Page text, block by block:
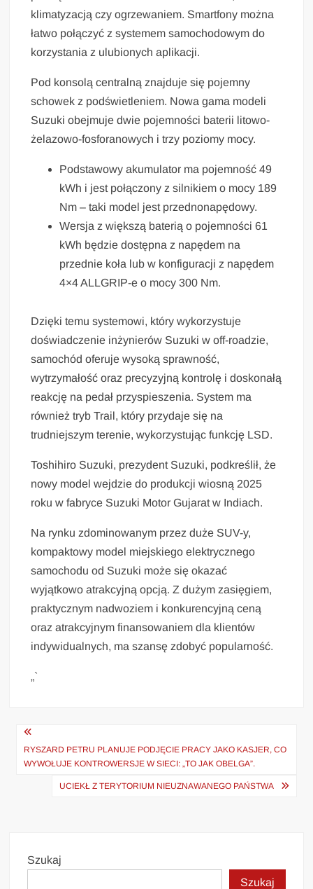
klimatyzacją czy ogrzewaniem. Smartfony można
łatwo połączyć z systemem samochodowym do
korzystania z ulubionych aplikacji.
Pod konsolą centralną znajduje się pojemny
schowek z podświetleniem. Nowa gama modeli
Suzuki obejmuje dwie pojemności baterii litowo-
żelazowo-fosforanowych i trzy poziomy mocy.
Podstawowy akumulator ma pojemność 49
kWh i jest połączony z silnikiem o mocy 189
Nm – taki model jest przednonapędowy.
Wersja z większą baterią o pojemności 61
kWh będzie dostępna z napędem na
przednie koła lub w konfiguracji z napędem
4×4 ALLGRIP-e o mocy 300 Nm.
Dzięki temu systemowi, który wykorzystuje
doświadczenie inżynierów Suzuki w off-roadzie,
samochód oferuje wysoką sprawność,
wytrzymałość oraz precyzyjną kontrolę i doskonałą
reakcję na pedał przyspieszenia. System ma
również tryb Trail, który przydaje się na
trudniejszym terenie, wykorzystując funkcję LSD.
Toshihiro Suzuki, prezydent Suzuki, podkreślił, że
nowy model wejdzie do produkcji wiosną 2025
roku w fabryce Suzuki Motor Gujarat w Indiach.
Na rynku zdominowanym przez duże SUV-y,
kompaktowy model miejskiego elektrycznego
samochodu od Suzuki może się okazać
wyjątkowo atrakcyjną opcją. Z dużym zasięgiem,
praktycznym nadwoziem i konkurencyjną ceną
oraz atrakcyjnym finansowaniem dla klientów
indywidualnych, ma szansę zdobyć popularność.
„`
Nawigacja
wpisu
RYSZARD PETRU PLANUJE PODJĘCIE PRACY JAKO KASJER, CO
WYWOŁUJE KONTROWERSJE W SIECI: „TO JAK OBELGA”.
UCIEKŁ Z TERYTORIUM NIEUZNAWANEGO PAŃSTWA
Szukaj
Szukaj